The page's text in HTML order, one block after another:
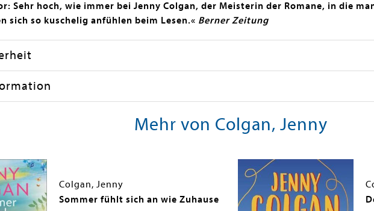
Sehr hoch, wie immer bei Jenny Colgan, der Meisterin der Romane, in die
sich so kuschelig anfühlen beim Lesen.« Berner Zeitung
Mehr von Colgan, Jenny
Colgan, Jenny
Sommer fühlt sich an wie Zuhause